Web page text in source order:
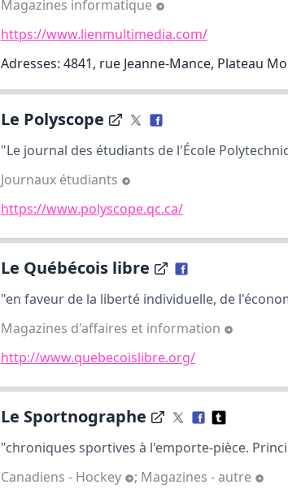
Magazines informatique
https://www.lienmultimedia.com/
Adresses: 4841, rue Jeanne-Mance, Plateau
Le Polyscope
"Le journal des étudiants de l'École
Journaux étudiants
https://www.polyscope.qc.ca/
Le Québécois libre
"en faveur de la liberté individuelle, de
Magazines d'affaires et information
http://www.quebecoislibre.org/
Le Sportnographe
"chroniques sportives à l'emporte-pièce.
Canadiens - Hockey
; Magazines - autre